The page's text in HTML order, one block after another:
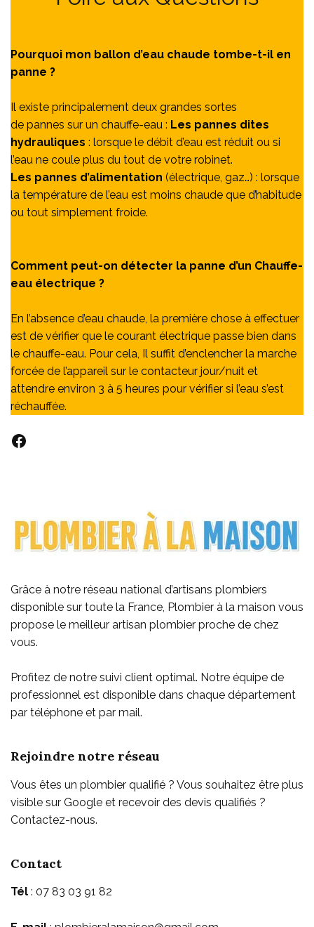
Pourquoi mon ballon d’eau chaude tombe-t-il en
panne ?
Il existe principalement deux grandes sortes
de pannes sur un chauffe-eau : Les pannes dites
hydrauliques : lorsque le débit d’eau est réduit ou si
l’eau ne coule plus du tout de votre robinet.
Les pannes d’alimentation (électrique, gaz…) : lorsque
la température de l’eau est moins chaude que d’habitude
ou tout simplement froide.
Comment peut-on détecter la panne d’un Chauffe-
eau électrique ?
En l’absence d’eau chaude, la première chose à effectuer
est de vérifier que le courant électrique passe bien dans
le chauffe-eau. Pour cela, Il suffit d’enclencher la marche
forcée de l’appareil sur le contacteur jour/nuit et
attendre environ 3 à 5 heures pour vérifier si l’eau s’est
réchauffée.
Facebook
Grâce à notre réseau national d’artisans plombiers
disponible sur toute la France, Plombier à la maison vous
propose le meilleur artisan plombier proche de chez
vous.
Profitez de notre suivi client optimal. Notre équipe de
professionnel est disponible dans chaque département
par téléphone et par mail.
Rejoindre notre réseau
Vous êtes un plombier qualifié ? Vous souhaitez être plus
visible sur Google et recevoir des devis qualifiés ?
Contactez-nous.
Contact
Tél : 07 83 03 91 82